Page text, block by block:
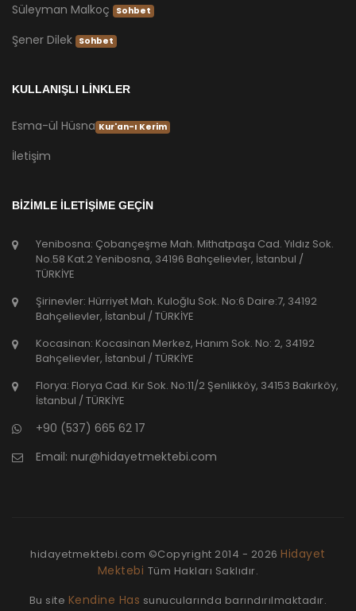
Süleyman Malkoç Sohbet
Şener Dilek Sohbet
KULLANIŞLI LİNKLER
Esma-ül Hüsna Kur'an-ı Kerim
İletişim
BİZİMLE İLETİŞİME GEÇİN
Yenibosna: Çobançeşme Mah. Mithatpaşa Cad. Yıldız Sok.
No.58 Kat.2 Yenibosna, 34196 Bahçelievler, İstanbul /
TÜRKİYE
Şirinevler: Hürriyet Mah. Kuloğlu Sok. No:6 Daire:7, 34192
Bahçelievler, İstanbul / TÜRKİYE
Kocasinan: Kocasinan Merkez, Hanım Sok. No: 2, 34192
Bahçelievler, İstanbul / TÜRKİYE
Florya: Florya Cad. Kır Sok. No:11/2 Şenlikköy, 34153 Bakırköy,
İstanbul / TÜRKİYE
+90 (537) 665 62 17
Email: nur@hidayetmektebi.com
hidayetmektebi.com ©Copyright 2014 - 2026Hidayet
Mektebi Tüm Hakları Saklıdır.
Bu site Kendine Has sunucularında barındırılmaktadır.